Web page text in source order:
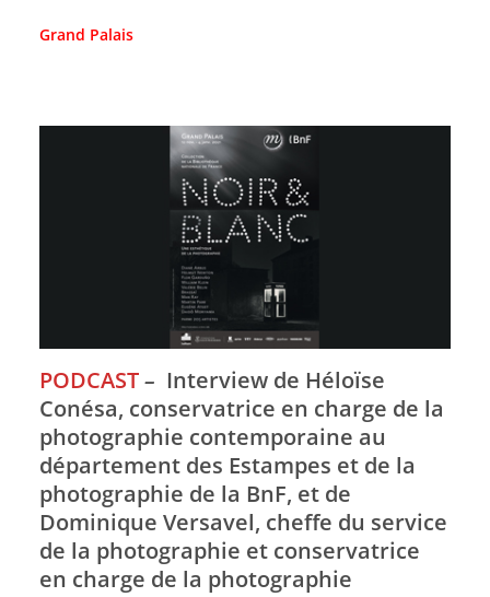
Grand Palais
PODCAST– Interview de Héloïse
Conésa, conservatrice en charge de la
photographie contemporaine au
département des Estampes et de la
photographie de la BnF, et de
Dominique Versavel, cheffe du service
de la photographie et conservatrice
en charge de la photographie